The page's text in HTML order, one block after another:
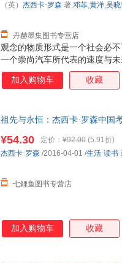
观念的物质形式是一个社会必
一个崇尚汽车所代表的速度与
奉祖先的青铜器来体现个人成
丹赫墨集图书专营店
（英） 杰西卡·罗森 著,邓菲,黄洋,吴
加入购物车 收藏
祖先与永恒：杰西卡·罗森中国
¥54.30 定价： ¥92.00 (5.91折)
七鲤鱼图书专营店
杰西卡·罗森 /2016-04-01 /生活·读书
加入购物车 收藏